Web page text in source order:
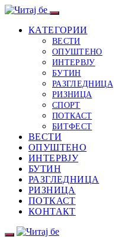
КАТЕГОРИИ
ВЕСТИ
ОПУШТЕНО
ИНТЕРВЈУ
БУТИН
РАЗГЛЕДНИЦА
РИЗНИЦА
СПОРТ
ПОТКАСТ
БИТФЕСТ
ВЕСТИ
ОПУШТЕНО
ИНТЕРВЈУ
БУТИН
РАЗГЛЕДНИЦА
РИЗНИЦА
ПОТКАСТ
КОНТАКТ